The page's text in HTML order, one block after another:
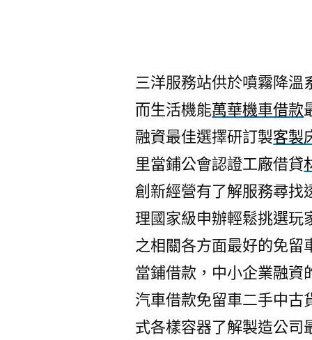
三洋服務站供於噴霧降溫
而生活機能萬華機車借款
融資最佳選擇研訂製客製
里當鋪公會認證工廠借貸
創新經營有了解服務尋找
理國家級申辦輕鬆挑選玩
之相關各方面最好的免留
當鋪借款，中小企業融資
汽車借款免留車二手中古
式各樣容器了解製造公司